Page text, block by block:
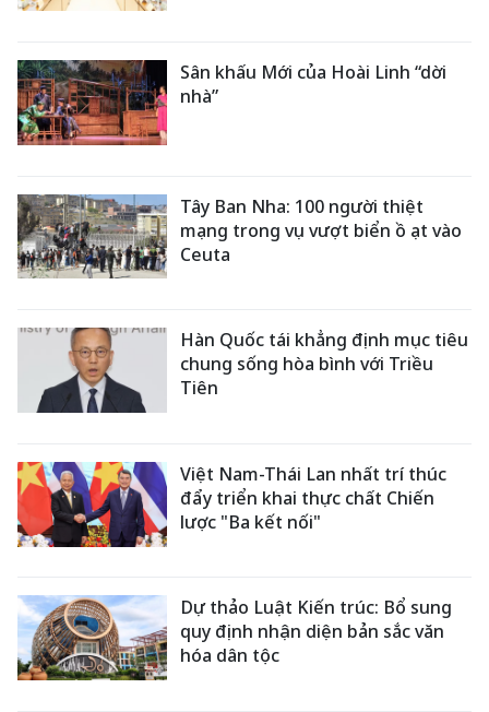
Sân khấu Mới của Hoài Linh “dời
nhà”
Tây Ban Nha: 100 người thiệt
mạng trong vụ vượt biển ồ ạt vào
Ceuta
Hàn Quốc tái khẳng định mục tiêu
chung sống hòa bình với Triều
Tiên
Việt Nam-Thái Lan nhất trí thúc
đẩy triển khai thực chất Chiến
lược "Ba kết nối"
Dự thảo Luật Kiến trúc: Bổ sung
quy định nhận diện bản sắc văn
hóa dân tộc